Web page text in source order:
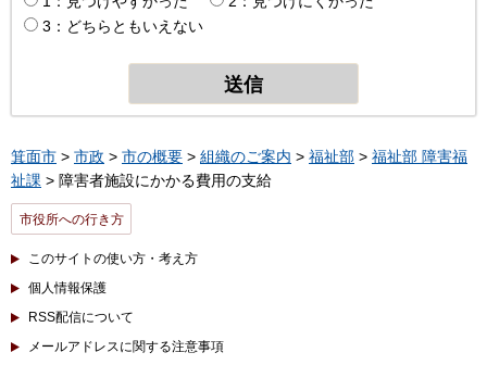
3：どちらともいえない
箕面市 > 市政 > 市の概要 > 組織のご案内 > 福祉部 > 福祉部 障害福
祉課 > 障害者施設にかかる費用の支給
市役所への行き方
このサイトの使い方・考え方
個人情報保護
RSS配信について
メールアドレスに関する注意事項